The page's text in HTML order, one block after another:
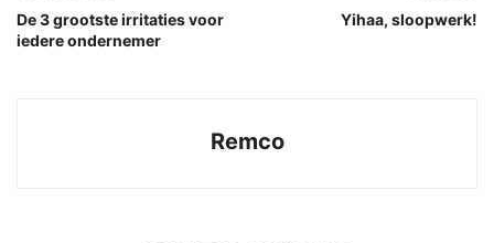
De 3 grootste irritaties voor
iedere ondernemer
Yihaa, sloopwerk!
Remco